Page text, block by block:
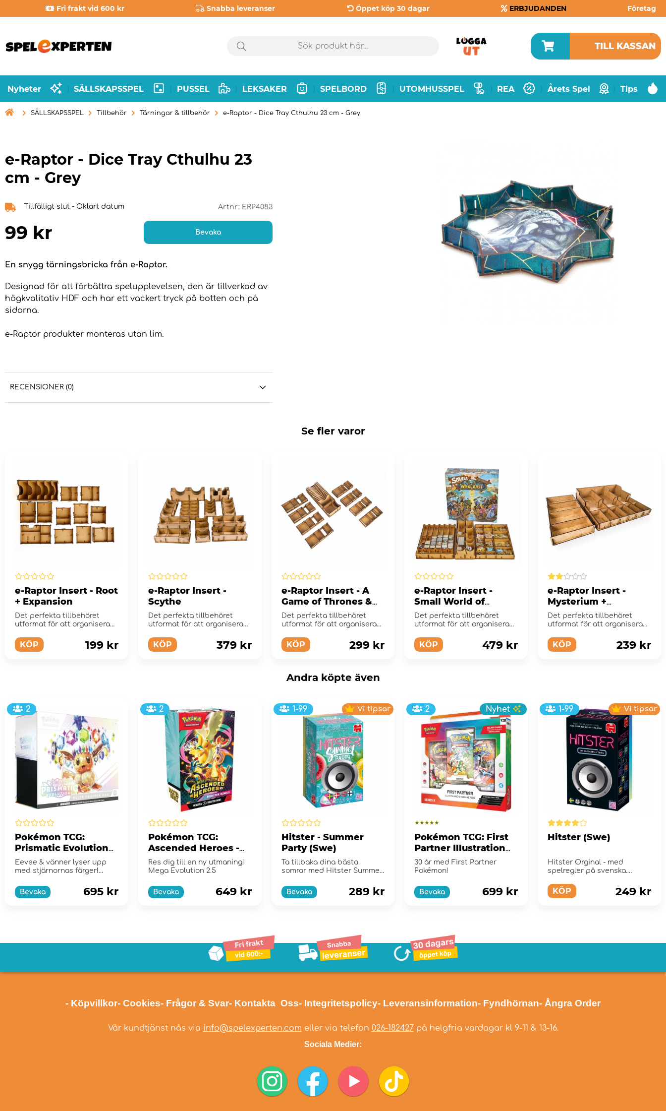
Fri frakt vid 600 kr Snabba leveranser Öppet köp 30 dagar ERBJUDANDEN Företag
TILL KASSAN
Nyheter SÄLLSKAPSSPEL PUSSEL LEKSAKER SPELBORD UTOMHUSSPEL REA Årets Spel Tips
 SÄLLSKAPSSPEL Tillbehör Tärningar & tillbehör e-Raptor - Dice Tray Cthulhu 23 cm - Grey
e-Raptor - Dice Tray Cthulhu 23
cm - Grey
Tillfälligt slut - Oklart datum Artnr: ERP4083
99 kr Bevaka
En snygg tärningsbricka från e-Raptor.
Designad för att förbättra spelupplevelsen, den är tillverkad av
högkvalitativ HDF och har ett vackert tryck på botten och på
sidorna.
e-Raptor produkter monteras utan lim.
RECENSIONER (0)
Se fler varor
e-Raptor Insert - Root
+ Expansion
Det perfekta tillbehöret
utformat för att organisera
KÖP 199 kr
e-Raptor Insert -
Scythe
Det perfekta tillbehöret
utformat för att organisera
KÖP 379 kr
e-Raptor Insert - A
Game of Thrones &
Mother of Dragons
Det perfekta tillbehöret
utformat för att organisera
KÖP 299 kr
e-Raptor Insert -
Small World of
Warcraft
Det perfekta tillbehöret
utformat för att organisera
KÖP 479 kr
e-Raptor Insert -
Mysterium +
Expansions
Det perfekta tillbehöret
utformat för att organisera
KÖP 239 kr
Andra köpte även
2
Pokémon TCG:
Prismatic Evolutions
Elite Trainer Box
Eevee & vänner lyser upp
med stjärnornas färger!
Bevaka
695 kr
2
Pokémon TCG:
Ascended Heroes -
Booster Bundle
Res dig till en ny utmaning!
Mega Evolution 2.5
Bevaka 649 kr
1-99 Vi tipsar
Hitster - Summer
Party (Swe)
Ta tillbaka dina bästa
somrar med Hitster Summer
Bevaka
289 kr
2 Nyhet
Pokémon TCG: First
Partner Illustration
Collection - Series 2
30 år med First Partner
Pokémon!
Bevaka 699 kr
1-99 Vi tipsar
Hitster (Swe)
Hitster Orginal - med
spelregler på svenska.
KÖP 249 kr
- Köpvillkor- Cookies- Frågor & Svar- Kontakta Oss- Integritetspolicy- Leveransinformation- Fyndhörnan- Ångra Order
Vår kundtjänst nås via info@spelexperten.com eller via telefon 026-182427på helgfria vardagar kl 9-11 & 13-16.
Sociala Medier: